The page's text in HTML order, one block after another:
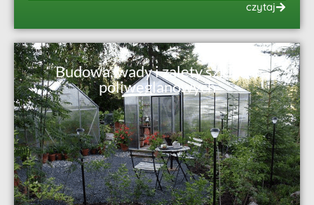
czytaj
Budowa, wady i zalety szklarni
poliwęglanowych